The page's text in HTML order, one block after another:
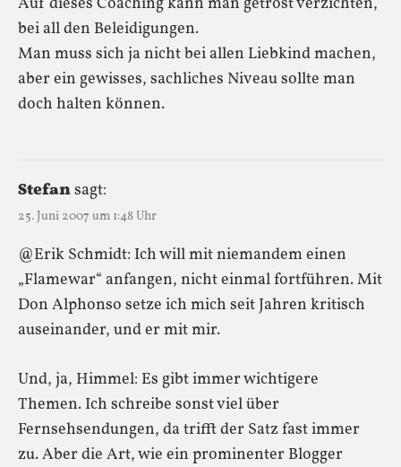
bei all den Beleidigungen.
Man muss sich ja nicht bei allen Liebkind machen,
aber ein gewisses, sachliches Niveau sollte man
doch halten können.
Stefansagt:
25. Juni 2007 um 1:48 Uhr
@Erik Schmidt: Ich will mit niemandem einen
„Flamewar“ anfangen, nicht einmal fortführen. Mit
Don Alphonso setze ich mich seit Jahren kritisch
auseinander, und er mit mir.
Und, ja, Himmel: Es gibt immer wichtigere
Themen. Ich schreibe sonst viel über
Fernsehsendungen, da trifft der Satz fast immer
zu. Aber die Art, wie ein prominenter Blogger